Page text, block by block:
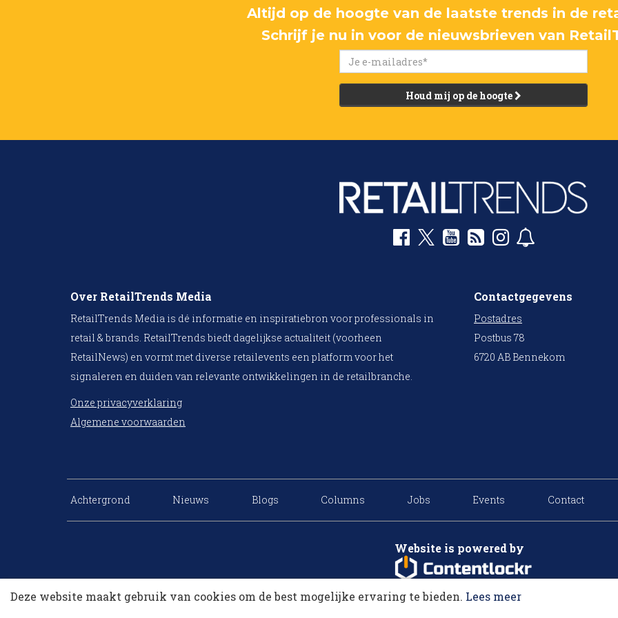
Altijd op de hoogte van de laatste trends in de
Schrijf je nu in voor de nieuwsbrieven van
Houd mij op de hoogte
Over RetailTrends Media
RetailTrends Media is dé informatie en inspiratiebron voor professionals in
retail & brands. RetailTrends biedt dagelijkse actualiteit (voorheen
RetailNews) en vormt met diverse retailevents een platform voor het
signaleren en duiden van relevante ontwikkelingen in de retailbranche.
Onze privacyverklaring
Algemene voorwaarden
Contactgegevens
Postadres
Postbus 78
6720 AB Bennekom
Achtergrond Nieuws Blogs Columns Jobs Events Contact
Website is powered by
Deze website maakt gebruik van cookies om de best mogelijke ervaring te bieden. Lees meer